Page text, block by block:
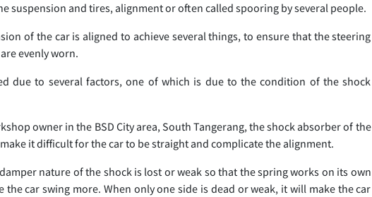
suspension and tires, alignment or often called spooring by several people.
of the car is aligned to achieve several things, to ensure that the steering
evenly worn.
due to several factors, one of which is due to the condition of the shock
owner in the BSD City area, South Tangerang, the shock absorber of the
it difficult for the car to be straight and complicate the alignment.
nature of the shock is lost or weak so that the spring works on its own
car swing more. When only one side is dead or weak, it will make the car